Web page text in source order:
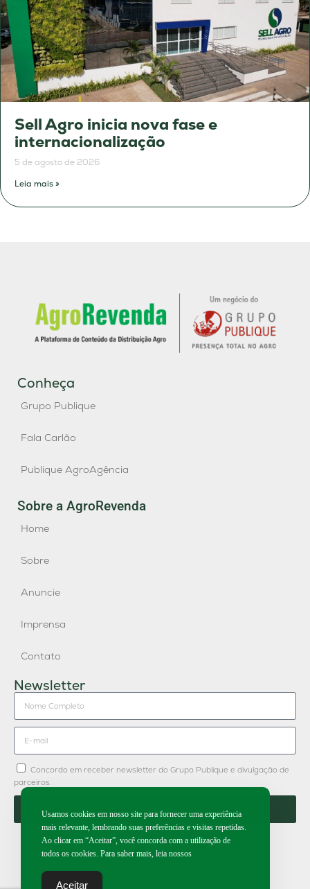
Sell Agro inicia nova fase e
internacionalização
5 de agosto de 2026
Leia mais »
Conheça
Grupo Publique
Fala Carlão
Publique AgroAgência
Sobre a AgroRevenda
Home
Sobre
Anuncie
Imprensa
Contato
Newsletter
Concordo em receber newsletter do Grupo Publique e divulgação de
parceiros.
Enviar
Usamos cookies em nosso site para fornecer uma experiência
mais relevante, lembrando suas preferências e visitas repetidas.
Ao clicar em “Aceitar”, você concorda com a utilização de
todos os cookies. Para saber mais, leia nossos
Aceitar